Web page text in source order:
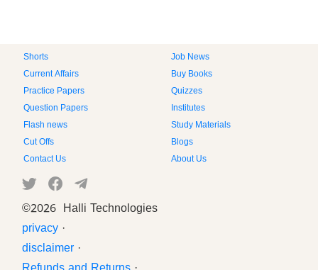
Shorts
Job News
Current Affairs
Buy Books
Practice Papers
Quizzes
Question Papers
Institutes
Flash news
Study Materials
Cut Offs
Blogs
Contact Us
About Us
©2026 Halli Technologies
privacy ·
disclaimer ·